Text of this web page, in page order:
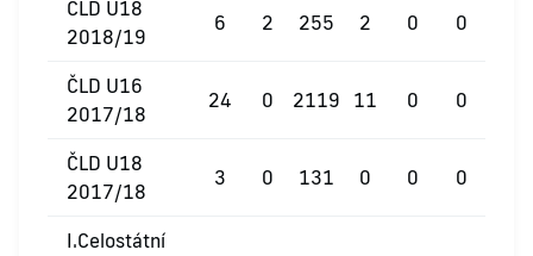
ČLD U18
2018/19
6 2 255 2 0 0
ČLD U16
2017/18
24 0 2119 11 0 0
ČLD U18
2017/18
3 0 131 0 0 0
I.Celostátní